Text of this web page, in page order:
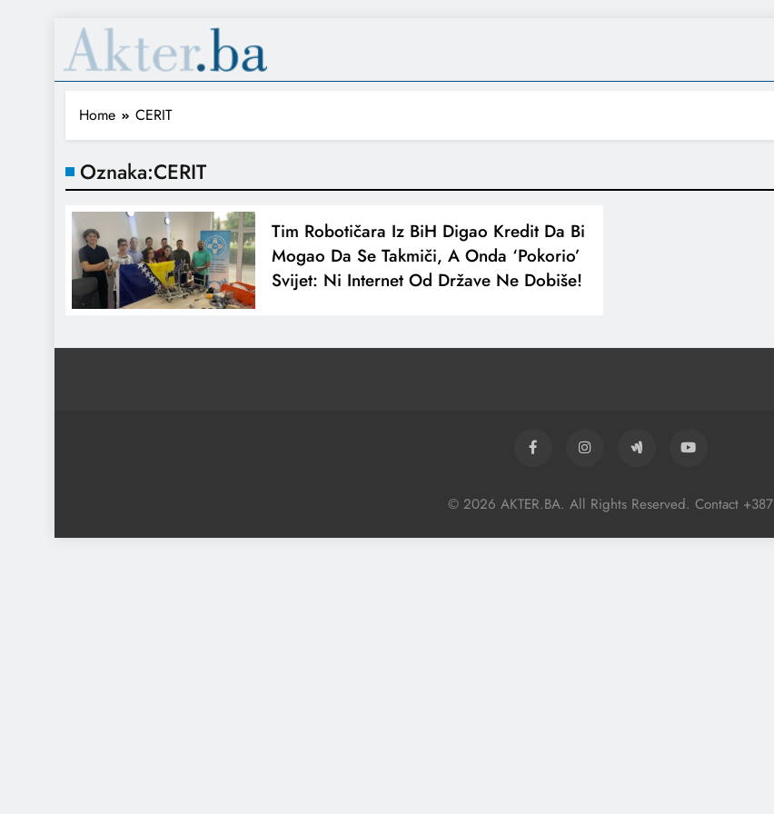
Home CERIT
Oznaka:CERIT
Tim Robotičara Iz BiH Digao Kredit Da Bi
Mogao Da Se Takmiči, A Onda ‘pokorio’
Svijet: Ni Internet Od Države Ne Dobiše!
© 2026 AKTER.BA. All Rights Reserved. Contact +387